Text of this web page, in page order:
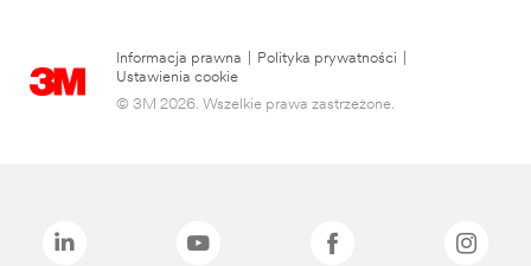
Informacja prawna Polityka prywatności
Ustawienia cookie
© 3M 2026. Wszelkie prawa zastrzeżone.